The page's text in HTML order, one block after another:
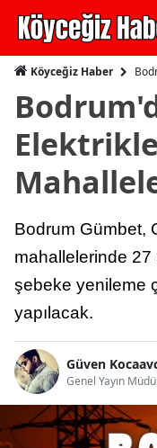
Köyceğiz Haber
Bodrum Gümbet,
mahallelerinde
şebeke yenileme
yapılacak.
Güven
Genel Yayın